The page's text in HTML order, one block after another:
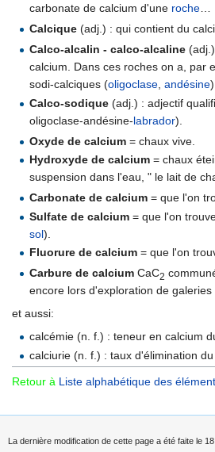
carbonate de calcium d'une roche
Calcique (adj.) : qui contient du
Calco-alcalin - calco-alcaline
calcium. Dans ces roches on a, par
sodi-calciques (oligoclase,andésine
Calco-sodique (adj.) : adjectif
oligoclase-andésine-labrador).
Oxyde de calcium = chaux vive.
Hydroxyde de calcium = chaux
suspension dans l'eau, " le lait de
Carbonate de calcium = que l'on
Sulfate de calcium = que l'on
sol).
Fluorure de calcium = que l'on
Carbure de calcium CaC2
encore lors d'exploration de
et aussi:
calcémie (n. f.) : teneur en calcium
calciurie (n. f.) : taux d'élimination
Retour à Liste alphabétique des
La dernière modification de cette page a été faite le